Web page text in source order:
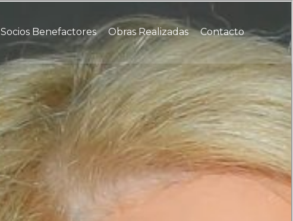
Socios Benefactores Obras Realizadas Contacto